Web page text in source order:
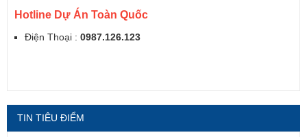
Hotline Dự Án Toàn Quốc
Điện Thoại : 0987.126.123
TIN TIÊU ĐIỂM